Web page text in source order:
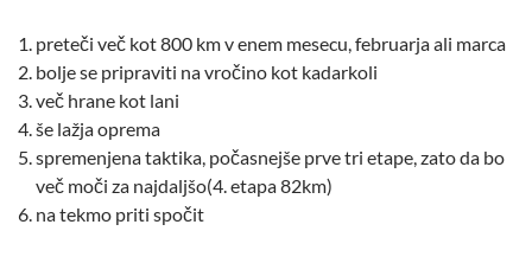
preteči več kot 800 km v enem mesecu, februarja ali marca
bolje se pripraviti na vročino kot kadarkoli
več hrane kot lani
še lažja oprema
spremenjena taktika, počasnejše prve tri etape, zato da bo
več moči za najdaljšo(4. etapa 82km)
na tekmo priti spočit